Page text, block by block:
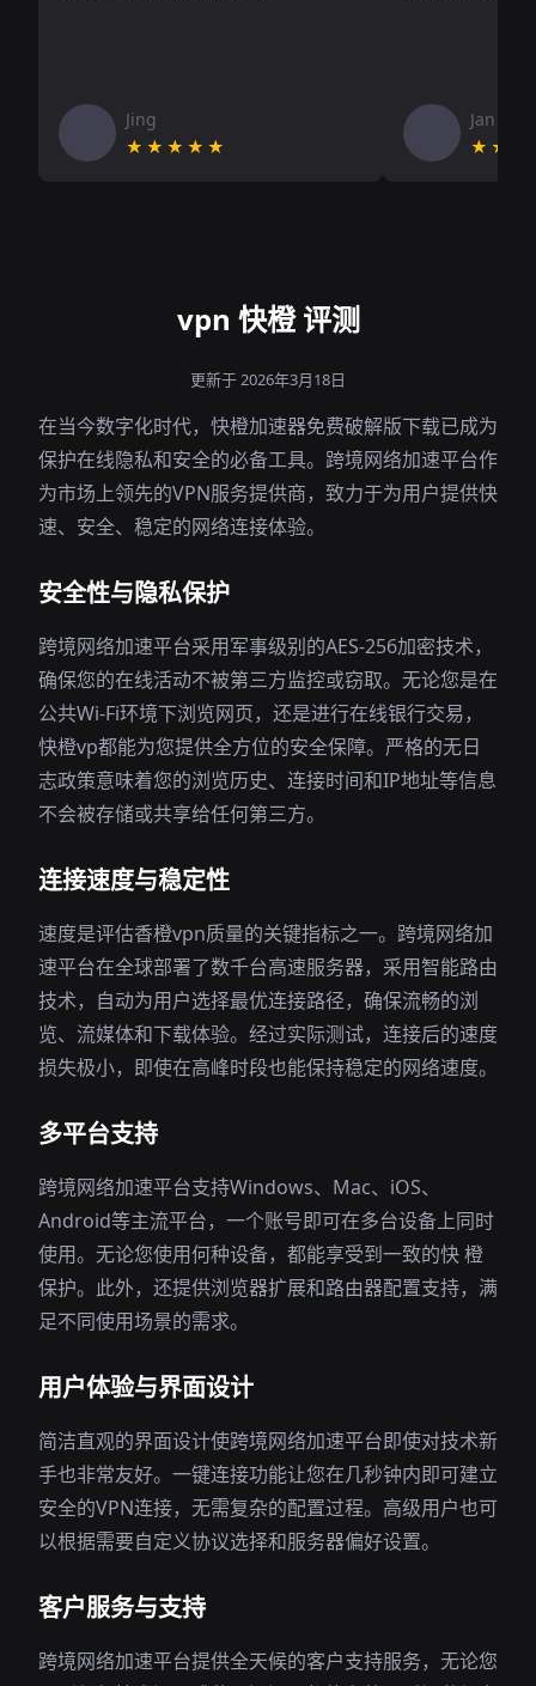
Jing
★★★★★
Jan V
vpn 快橙 评测
更新于 2026年3月18日
在当今数字化时代，快橙加速器免费破解版下载已成为
保护在线隐私和安全的必备工具。跨境网络加速平台作
为市场上领先的VPN服务提供商，致力于为用户提供快
速、安全、稳定的网络连接体验。
安全性与隐私保护
跨境网络加速平台采用军事级别的AES-256加密技术，
确保您的在线活动不被第三方监控或窃取。无论您是在
公共Wi-Fi环境下浏览网页，还是进行在线银行交易，
快橙vp都能为您提供全方位的安全保障。严格的无日
志政策意味着您的浏览历史、连接时间和IP地址等信息
不会被存储或共享给任何第三方。
连接速度与稳定性
速度是评估香橙vpn质量的关键指标之一。跨境网络加
速平台在全球部署了数千台高速服务器，采用智能路由
技术，自动为用户选择最优连接路径，确保流畅的浏
览、流媒体和下载体验。经过实际测试，连接后的速度
损失极小，即使在高峰时段也能保持稳定的网络速度。
多平台支持
跨境网络加速平台支持Windows、Mac、iOS、
Android等主流平台，一个账号即可在多台设备上同时
使用。无论您使用何种设备，都能享受到一致的快 橙
保护。此外，还提供浏览器扩展和路由器配置支持，满
足不同使用场景的需求。
用户体验与界面设计
简洁直观的界面设计使跨境网络加速平台即使对技术新
手也非常友好。一键连接功能让您在几秒钟内即可建立
安全的VPN连接，无需复杂的配置过程。高级用户也可
以根据需要自定义协议选择和服务器偏好设置。
客户服务与支持
跨境网络加速平台提供全天候的客户支持服务，无论您